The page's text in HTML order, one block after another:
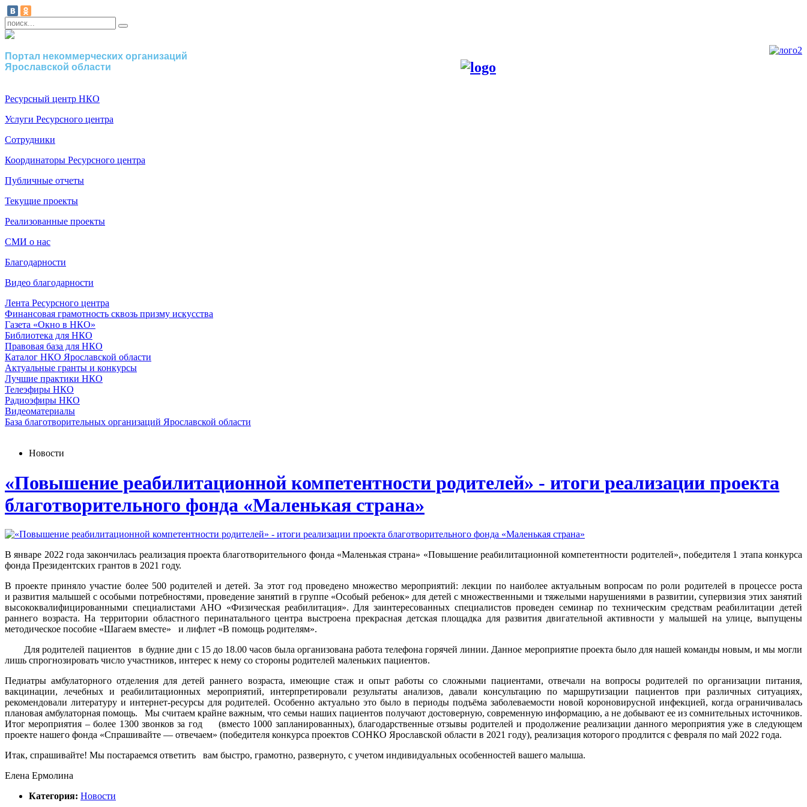
Портал некоммерческих организаций
Ярославской области
Ресурсный центр НКО
Услуги Ресурсного центра
Сотрудники
Координаторы Ресурсного центра
Публичные отчеты
Текущие проекты
Реализованные проекты
СМИ о нас
Благодарности
Видео благодарности
Лента Ресурсного центра
Финансовая грамотность сквозь призму искусства
Газета «Окно в НКО»
Библиотека для НКО
Правовая база для НКО
Каталог НКО Ярославской области
Актуальные гранты и конкурсы
Лучшие практики НКО
Телеэфиры НКО
Радиоэфиры НКО
Видеоматериалы
База благотворительных организаций Ярославской области
Новости
«Повышение реабилитационной компетентности родителей» - итоги реализации проекта
благотворительного фонда «Маленькая страна»
В январе 2022 года закончилась реализация проекта благотворительного фонда «Маленькая страна» «Повышение реабилитационной компетентности родителей», победителя 1 этапа конкурса
фонда Президентских грантов в 2021 году.
В проекте приняло участие более 500 родителей и детей. За этот год проведено множество мероприятий: лекции по наиболее актуальным вопросам по роли родителей в процессе роста
и развития малышей с особыми потребностями, проведение занятий в группе «Особый ребенок» для детей с множественными и тяжелыми нарушениями в развитии, супервизия этих занятий
высококвалифицированными специалистами АНО «Физическая реабилитация». Для заинтересованных специалистов проведен семинар по техническим средствам реабилитации детей
раннего возраста. На территории областного перинатального центра выстроена прекрасная детская площадка для развития двигательной активности у малышей на улице, выпущены
методическое пособие «Шагаем вместе» и лифлет «В помощь родителям».
Для родителей пациентов в будние дни с 15 до 18.00 часов была организована работа телефона горячей линии. Данное мероприятие проекта было для нашей команды новым, и мы могли
лишь спрогнозировать число участников, интерес к нему со стороны родителей маленьких пациентов.
Педиатры амбулаторного отделения для детей раннего возраста, имеющие стаж и опыт работы со сложными пациентами, отвечали на вопросы родителей по организации питания,
вакцинации, лечебных и реабилитационных мероприятий, интерпретировали результаты анализов, давали консультацию по маршрутизации пациентов при различных ситуациях,
рекомендовали литературу и интернет-ресурсы для родителей. Особенно актуально это было в периоды подъёма заболеваемости новой короновирусной инфекцией, когда ограничивалась
плановая амбулаторная помощь. Мы считаем крайне важным, что семьи наших пациентов получают достоверную, современную информацию, а не добывают ее из сомнительных источников.
Итог мероприятия – более 1300 звонков за год (вместо 1000 запланированных), благодарственные отзывы родителей и продолжение реализации данного мероприятия уже в следующем
проекте нашего фонда «Спрашивайте — отвечаем» (победителя конкурса проектов СОНКО Ярославской области в 2021 году), реализация которого продлится с февраля по май 2022 года.
Итак, спрашивайте! Мы постараемся ответить вам быстро, грамотно, развернуто, с учетом индивидуальных особенностей вашего малыша.
Елена Ермолина
Категория: Новости